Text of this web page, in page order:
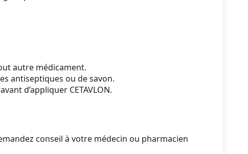
autre médicament.
antiseptiques ou de savon.
d’appliquer CETAVLON.
conseil à votre médecin ou pharmacien